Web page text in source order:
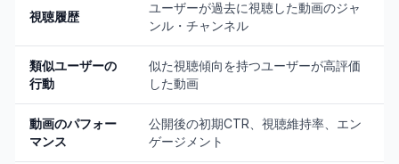
視聴履歴
ユーザーが過去に視聴した動画のジャ
ンル・チャンネル
類似ユーザーの
行動
似た視聴傾向を持つユーザーが高評価
した動画
動画のパフォー
マンス
公開後の初期CTR、視聴維持率、エン
ゲージメント